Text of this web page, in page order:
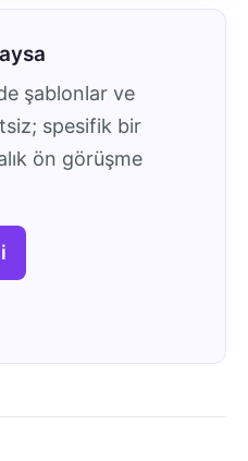
şablonlar ve
spesifik bir
ön görüşme